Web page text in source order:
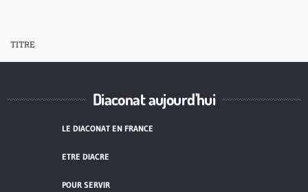
TITRE
Diaconat aujourd'hui
LE DIACONAT EN FRANCE
ETRE DIACRE
POUR SERVIR